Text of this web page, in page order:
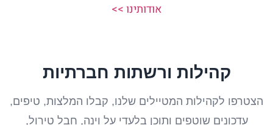
אודותינו >>
קהילות ורשתות חברתיות
הצטרפו לקהילות המטיילים שלנו, קבלו המלצות, טיפים,
עדכונים שוטפים ותוכן בלעדי על וינה, חבל טירול,